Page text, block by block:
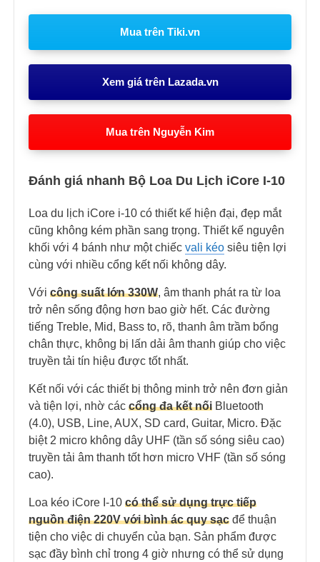
Mua trên Tiki.vn
Xem giá trên Lazada.vn
Mua trên Nguyễn Kim
Đánh giá nhanh Bộ Loa Du Lịch iCore I-10
Loa du lịch iCore i-10 có thiết kế hiện đại, đẹp mắt
cũng không kém phần sang trọng. Thiết kế nguyên
khối với 4 bánh như một chiếc vali kéo siêu tiện lợi
cùng với nhiều cổng kết nối không dây.
Với công suất lớn 330W, âm thanh phát ra từ loa
trở nên sống động hơn bao giờ hết. Các đường
tiếng Treble, Mid, Bass to, rõ, thanh âm trầm bổng
chân thực, không bị lấn dải âm thanh giúp cho việc
truyền tải tín hiệu được tốt nhất.
Kết nối với các thiết bị thông minh trở nên đơn giản
và tiện lợi, nhờ các cổng đa kết nối Bluetooth
(4.0), USB, Line, AUX, SD card, Guitar, Micro. Đặc
biệt 2 micro không dây UHF (tần số sóng siêu cao)
truyền tải âm thanh tốt hơn micro VHF (tần số sóng
cao).
Loa kéo iCore I-10 có thể sử dụng trực tiếp
nguồn điện 220V với bình ác quy sạc để thuận
tiện cho việc di chuyển của bạn. Sản phẩm được
sạc đầy bình chỉ trong 4 giờ nhưng có thể sử dụng